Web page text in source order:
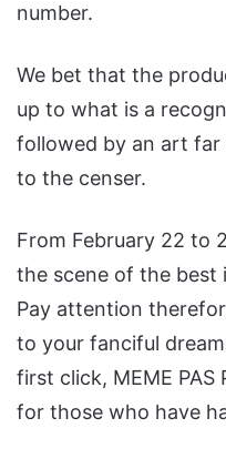
number.
We bet that the
up to what is a
followed by an art
to the censer.
From February 22 to
the scene of the best
Pay attention
to your fanciful
first click, MEME PAS
for those who have